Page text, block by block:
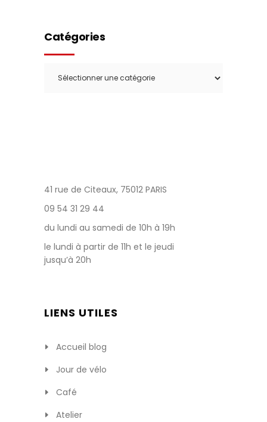
Catégories
41 rue de Citeaux, 75012 PARIS
09 54 31 29 44
du lundi au samedi de 10h à 19h
le lundi à partir de 11h et le jeudi
jusqu’à 20h
LIENS UTILES
Accueil blog
Jour de vélo
Café
Atelier